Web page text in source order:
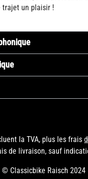
trajet un plaisir !
la TVA, plus les frais
de livraison, sauf
© Classicbike Raisch 2024